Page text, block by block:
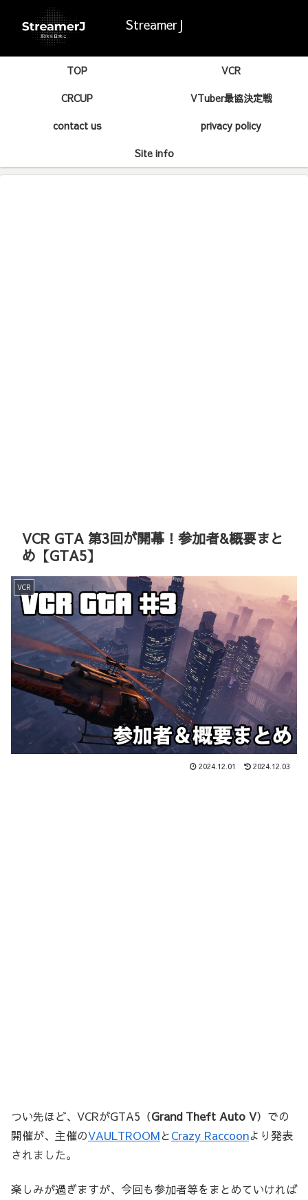
StreamerJ
TOP
VCR
CRCUP
VTuber最協決定戦
contact us
privacy policy
Site info
VCR GTA 第3回が開幕！参加者&概要まと
め【GTA5】
VCR
2024.12.01 2024.12.03
つい先ほど、VCRがGTA5（Grand Theft Auto V）での
開催が、主催のVAULTROOMとCrazy Raccoonより発表
されました。
楽しみが過ぎますが、今回も参加者等をまとめていければ